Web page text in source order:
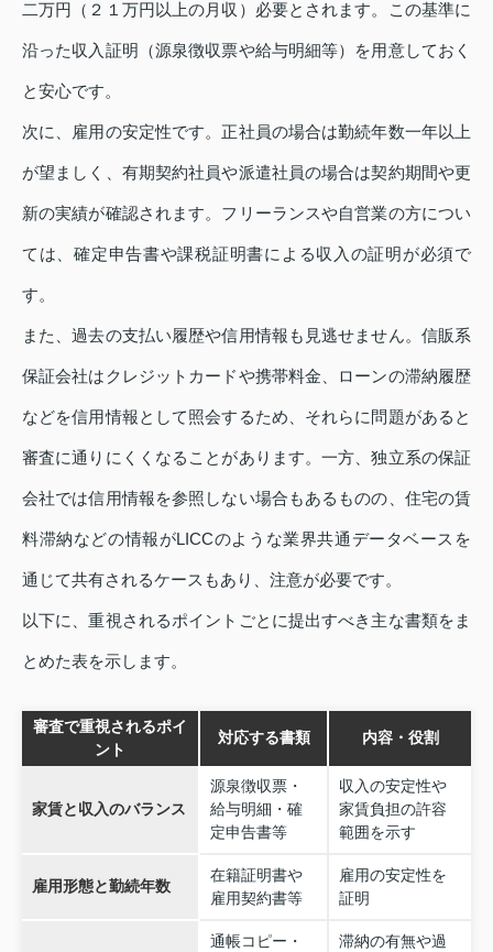
二万円（２１万円以上の月収）必要とされます。この基準に
沿った収入証明（源泉徴収票や給与明細等）を用意しておく
と安心です。
次に、雇用の安定性です。正社員の場合は勤続年数一年以上
が望ましく、有期契約社員や派遣社員の場合は契約期間や更
新の実績が確認されます。フリーランスや自営業の方につい
ては、確定申告書や課税証明書による収入の証明が必須で
す。
また、過去の支払い履歴や信用情報も見逃せません。信販系
保証会社はクレジットカードや携帯料金、ローンの滞納履歴
などを信用情報として照会するため、それらに問題があると
審査に通りにくくなることがあります。一方、独立系の保証
会社では信用情報を参照しない場合もあるものの、住宅の賃
料滞納などの情報がLICCのような業界共通データベースを
通じて共有されるケースもあり、注意が必要です。
以下に、重視されるポイントごとに提出すべき主な書類をま
とめた表を示します。
審査で重視されるポイ
ント
対応する書類 内容・役割
家賃と収入のバランス
源泉徴収票・
給与明細・確
定申告書等
収入の安定性や
家賃負担の許容
範囲を示す
雇用形態と勤続年数
在籍証明書や
雇用契約書等
雇用の安定性を
証明
通帳コピー・
滞納の有無や過